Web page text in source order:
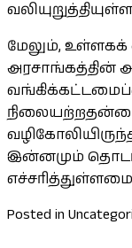
மேலும்,
அரசாங்கத்தின்
இன்னமும்
எச்சரித்துள்ளமை
Posted in